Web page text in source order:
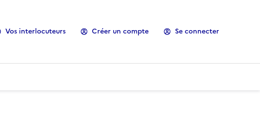
Vos interlocuteurs Créer un compte Se connecter